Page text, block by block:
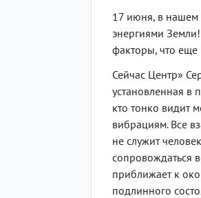
17 июня, в нашем
энергиями
факторы, что еще
Сейчас Центр»
установленная в
кто тонко видит
вибрациям. Все
не служит
сопровождаться
приближает к
подлинного